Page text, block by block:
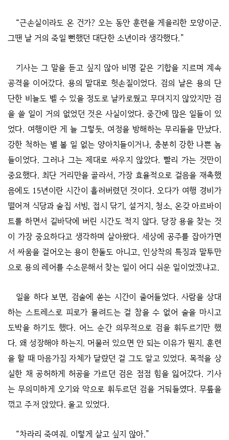
“근손실이라도 온 건가? 오는 동안 훈련을 게을리한 모양이군.
그땐 날 거의 죽일 뻔했던 대단한 소년이라 생각했다.”
기사는 그 말을 듣고 싶지 않아 비명 같은 기합을 지르며 계속
공격을 이어갔다. 용의 말대로 헛손질이었다. 검의 날은 용의 단
단한 비늘도 벨 수 있을 정도로 날카로웠고 무뎌지지 않았지만 검
을 쓸 일이 거의 없었던 것은 사실이었다. 중간에 많은 일들이 있
었다. 여행이란 게 늘 그렇듯, 여정을 방해하는 무리들을 만났다.
강한 척하는 별 볼 일 없는 양아치들이거나, 충분히 강한 나쁜 놈
들이었다. 그러나 그는 제대로 싸우지 않았다. 빨리 가는 것만이
중요했다. 최단 거리만을 골라서, 가장 효율적으로 걸음을 재촉했
음에도 15년이란 시간이 흘러버렸던 것이다. 오다가 여행 경비가
떨어져 식당과 술집 서빙, 접시 닦기, 설거지, 청소, 온갖 아르바이
트를 하면서 길바닥에 버린 시간도 적지 않다. 당장 용을 찾는 것
이 가장 중요하다고 생각하며 살아왔다. 세상에 공주를 잡아가면
서 싸움을 걸어오는 용이 한둘도 아니고, 인상착의 특징과 말투만
으로 용의 레어를 수소문해서 찾는 일이 어디 쉬운 일이었겠냐고.
일을 하다 보면, 검술에 쏟는 시간이 줄어들었다. 사람을 상대
하는 스트레스로 피로가 몰려드는 걸 참을 수 없어 술을 마시고
도박을 하기도 했다. 어느 순간 의무적으로 검을 휘두르기만 했
다. 왜 성장해야 하는지. 머물러 있으면 안 되는 이유가 뭔지. 훈련
을 할 때 마음가짐 자체가 달랐던 걸 그도 알고 있었다. 목적을 상
실한 채 공허하게 허공을 가르던 검은 점점 힘을 잃어갔다. 기사
는 무의미하게 오기와 악으로 휘두르던 검을 거둬들였다. 무릎을
꺾고 주저 앉았다. 울고 있었다.
“차라리 죽여줘. 이렇게 살고 싶지 않아.”